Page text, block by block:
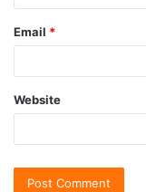
Email *
Website